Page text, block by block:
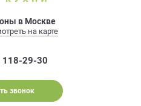
в Москве
на карте
118-29-30
звонок